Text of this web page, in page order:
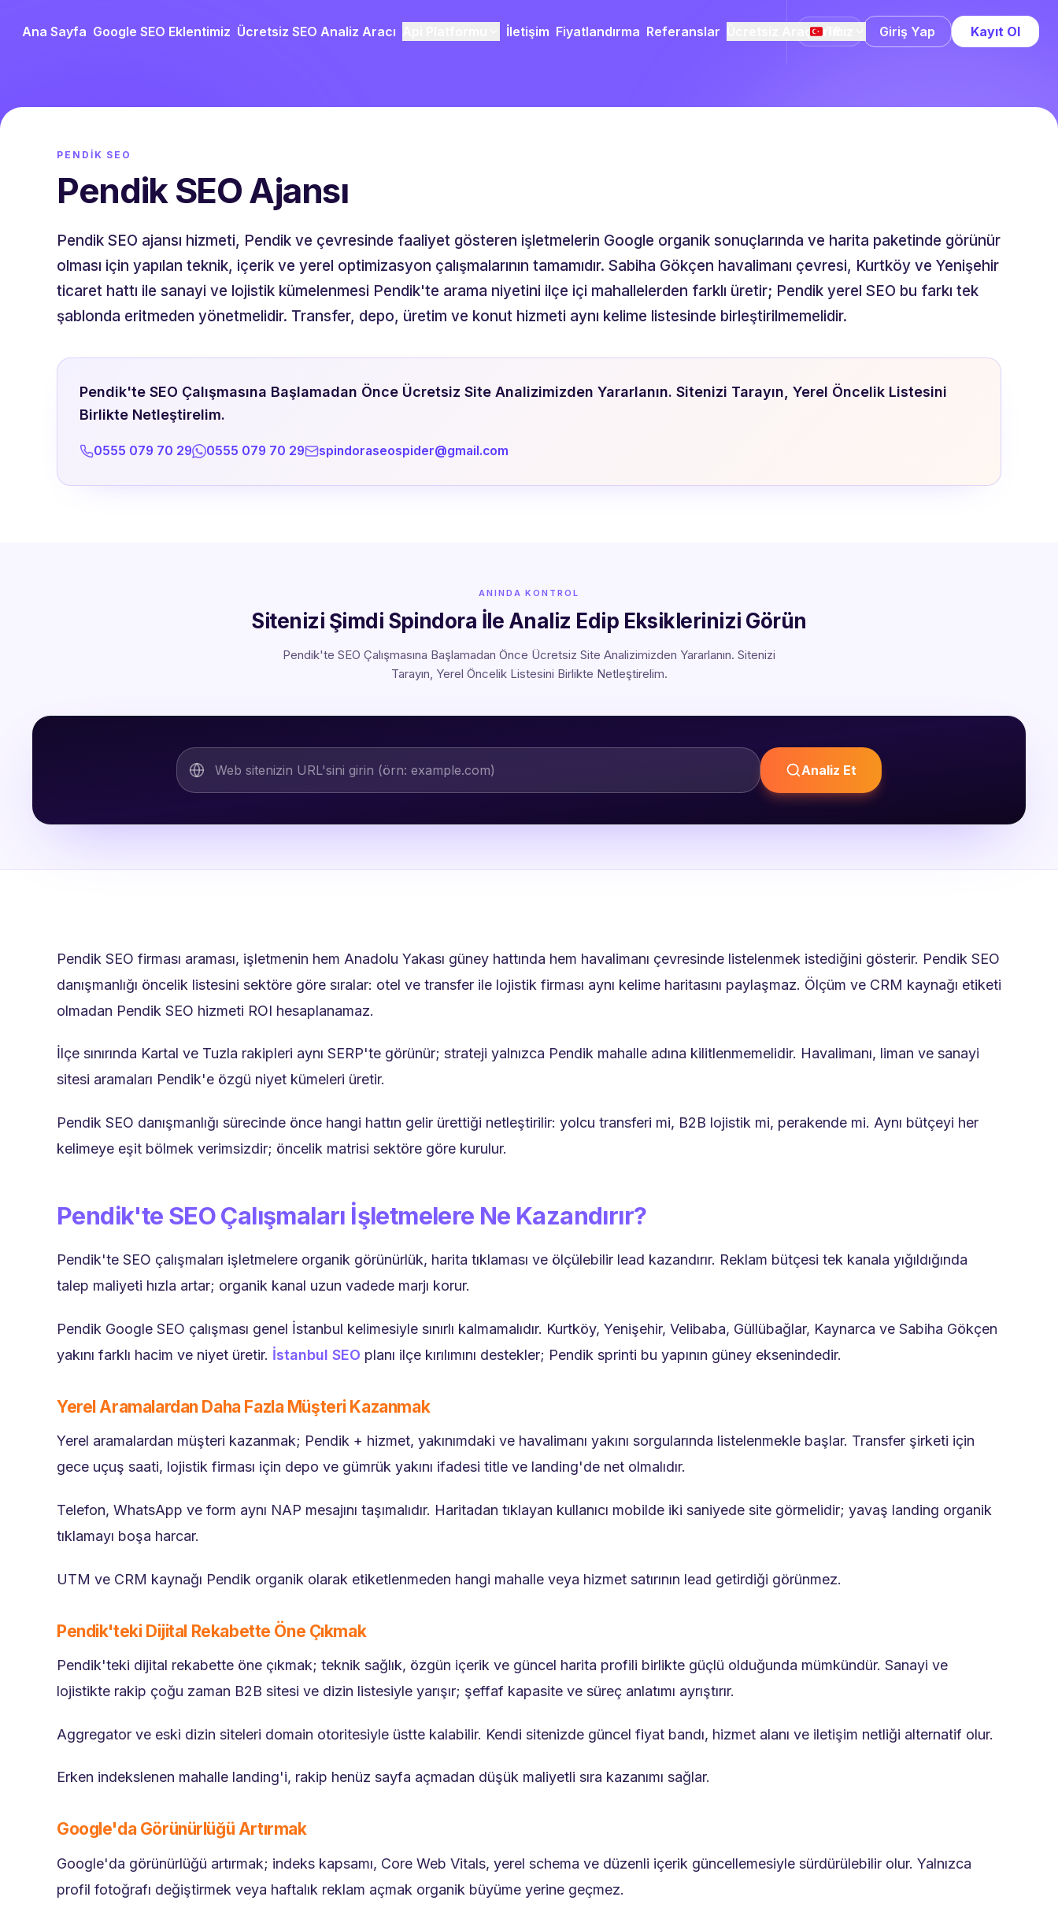
Ana Sayfa Google SEO Eklentimiz Ücretsiz SEO Analiz Aracı İletişim Fiyatlandırma Referanslar Ücretsiz Araçlarımız Giriş Yap Kayıt Ol
PENDIK SEO
Pendik SEO Ajansı
Pendik SEO ajansı hizmeti, Pendik ve çevresinde faaliyet gösteren işletmelerin Google organik sonuçlarında ve harita paketinde görünür
olması için yapılan teknik, içerik ve yerel optimizasyon çalışmalarının tamamıdır. Sabiha Gökçen havalimanı çevresi, Kurtköy ve Yenişehir
ticaret hattı ile sanayi ve lojistik kümelenmesi Pendik'te arama niyetini ilçe içi mahallelerden farklı üretir; Pendik yerel SEO bu farkı tek
şablonda eritmeden yönetmelidir. Transfer, depo, üretim ve konut hizmeti aynı kelime listesinde birleştirilmemelidir.
Pendik'te SEO Çalışmasına Başlamadan Önce Ücretsiz Site Analizimizden Yararlanın. Sitenizi Tarayın, Yerel Öncelik Listesini
Birlikte Netleştirelim.
0555 079 70 29 0555 079 70 29 spindoraseospider@gmail.com
ANINDA KONTROL
Sitenizi Şimdi Spindora İle Analiz Edip Eksiklerinizi Görün
Pendik'te SEO Çalışmasına Başlamadan Önce Ücretsiz Site Analizimizden Yararlanın. Sitenizi
Tarayın, Yerel Öncelik Listesini Birlikte Netleştirelim.
Analiz Et
Pendik SEO firması araması, işletmenin hem Anadolu Yakası güney hattında hem havalimanı çevresinde listelenmek istediğini gösterir. Pendik SEO
danışmanlığı öncelik listesini sektöre göre sıralar: otel ve transfer ile lojistik firması aynı kelime haritasını paylaşmaz. Ölçüm ve CRM kaynağı etiketi
olmadan Pendik SEO hizmeti ROI hesaplanamaz.
İlçe sınırında Kartal ve Tuzla rakipleri aynı SERP'te görünür; strateji yalnızca Pendik mahalle adına kilitlenmemelidir. Havalimanı, liman ve sanayi
sitesi aramaları Pendik'e özgü niyet kümeleri üretir.
Pendik SEO danışmanlığı sürecinde önce hangi hattın gelir ürettiği netleştirilir: yolcu transferi mi, B2B lojistik mi, perakende mi. Aynı bütçeyi her
kelimeye eşit bölmek verimsizdir; öncelik matrisi sektöre göre kurulur.
Pendik'te SEO Çalışmaları İşletmelere Ne Kazandırır?
Pendik'te SEO çalışmaları işletmelere organik görünürlük, harita tıklaması ve ölçülebilir lead kazandırır. Reklam bütçesi tek kanala yığıldığında
talep maliyeti hızla artar; organik kanal uzun vadede marjı korur.
Pendik Google SEO çalışması genel İstanbul kelimesiyle sınırlı kalmamalıdır. Kurtköy, Yenişehir, Velibaba, Güllübağlar, Kaynarca ve Sabiha Gökçen
yakını farklı hacim ve niyet üretir. İstanbul SEO planı ilçe kırılımını destekler; Pendik sprinti bu yapının güney eksenindedir.
Yerel Aramalardan Daha Fazla Müşteri Kazanmak
Yerel aramalardan müşteri kazanmak; Pendik + hizmet, yakınımdaki ve havalimanı yakını sorgularında listelenmekle başlar. Transfer şirketi için
gece uçuş saati, lojistik firması için depo ve gümrük yakını ifadesi title ve landing'de net olmalıdır.
Telefon, WhatsApp ve form aynı NAP mesajını taşımalıdır. Haritadan tıklayan kullanıcı mobilde iki saniyede site görmelidir; yavaş landing organik
tıklamayı boşa harcar.
UTM ve CRM kaynağı Pendik organik olarak etiketlenmeden hangi mahalle veya hizmet satırının lead getirdiği görünmez.
Pendik'teki Dijital Rekabette Öne Çıkmak
Pendik'teki dijital rekabette öne çıkmak; teknik sağlık, özgün içerik ve güncel harita profili birlikte güçlü olduğunda mümkündür. Sanayi ve
lojistikte rakip çoğu zaman B2B sitesi ve dizin listesiyle yarışır; şeffaf kapasite ve süreç anlatımı ayrıştırır.
Aggregator ve eski dizin siteleri domain otoritesiyle üstte kalabilir. Kendi sitenizde güncel fiyat bandı, hizmet alanı ve iletişim netliği alternatif olur.
Erken indekslenen mahalle landing'i, rakip henüz sayfa açmadan düşük maliyetli sıra kazanımı sağlar.
Google'da Görünürlüğü Artırmak
Google'da görünürlüğü artırmak; indeks kapsamı, Core Web Vitals, yerel schema ve düzenli içerik güncellemesiyle sürdürülebilir olur. Yalnızca
profil fotoğrafı değiştirmek veya haftalık reklam açmak organik büyüme yerine geçmez.